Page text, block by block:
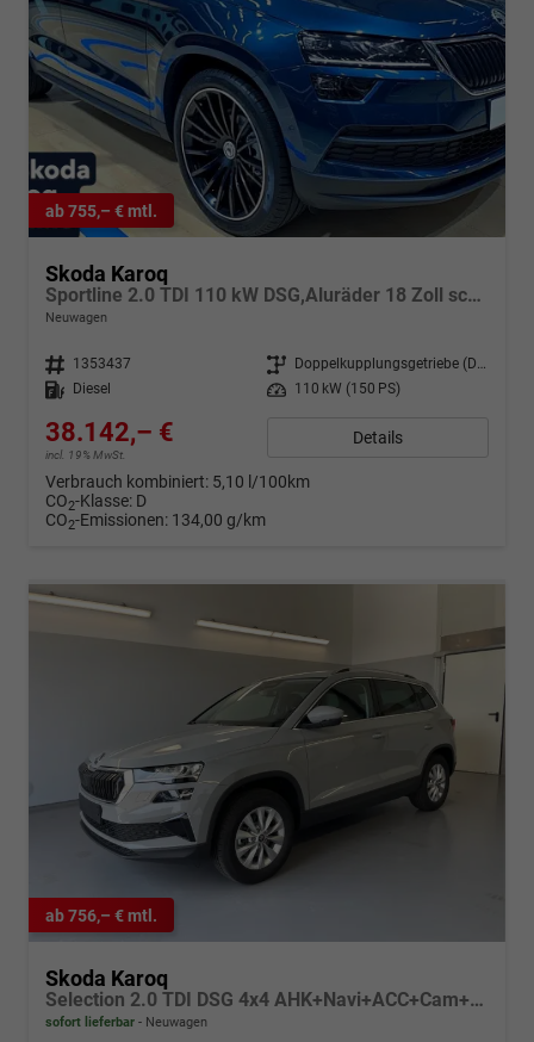
ab 755,– € mtl.
Skoda Karoq
Sportline 2.0 TDI 110 kW DSG,Aluräder 18 Zoll schwarz, Sonderfarbe Stahlgrau,Phone Box, Klimaauromatik,LED MATRIX, dynamische Blinkleuchten,Drive Mode Seledct, Kessy Full, Navigation, Sun Set,Rückkamera, PDC,LED , 4J. Grantie, Virt. Cockpit
Neuwagen
Fahrzeugnr. 1353437 Getriebe
Doppelkupplungsgetriebe (DSG)
Kraftstoff
Diesel Leistung 110 kW (150 PS)
38.142,– €
incl. 19% MwSt.
Details
Verbrauch kombiniert: 5,10 l/100km
CO2-Klasse: D
CO2-Emissionen: 134,00 g/km
ab 756,– € mtl.
Skoda Karoq
Selection 2.0 TDI DSG 4x4 AHK+Navi+ACC+Cam+Winter+eHeck+Ambiente+Lodge+GV5
sofort lieferbar Neuwagen